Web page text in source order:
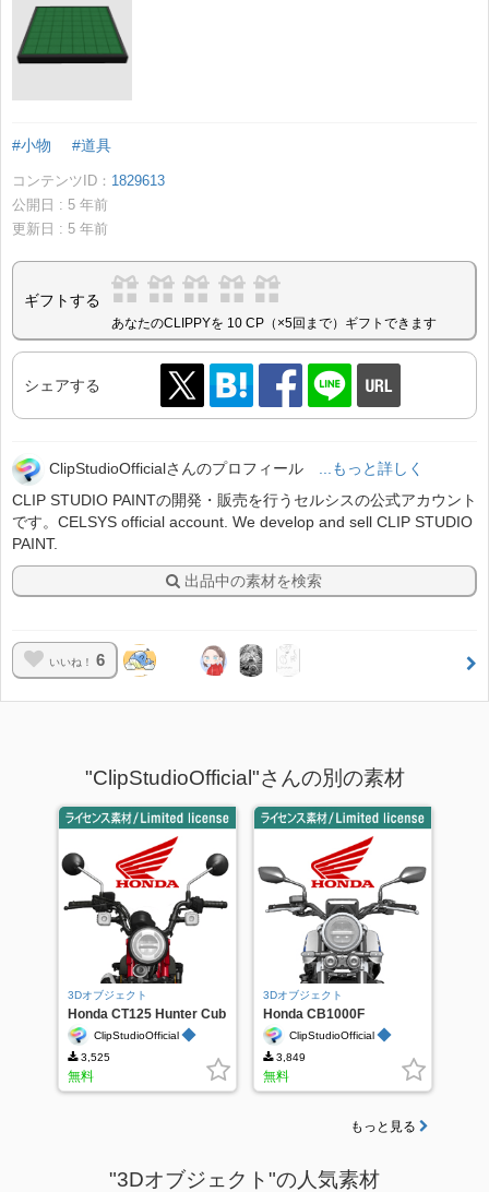
#小物 #道具
コンテンツID： 1829613
公開日 : 5 年前
更新日 : 5 年前
ギフトする
あなたのCLIPPYを 10 CP（×5回まで）ギフトできます
シェアする
ClipStudioOfficialさんのプロフィール
...もっと詳しく
CLIP STUDIO PAINTの開発・販売を行うセルシスの公式アカウント
です。CELSYS official account. We develop and sell CLIP STUDIO
PAINT.
出品中の素材を検索
いいね！ 6
"ClipStudioOfficial"さんの別の素材
3Dオブジェクト
Honda CT125 Hunter Cub
ClipStudioOfficial ◆
3,525
無料
3Dオブジェクト
Honda CB1000F
ClipStudioOfficial ◆
3,849
無料
もっと見る
"3Dオブジェクト"の人気素材